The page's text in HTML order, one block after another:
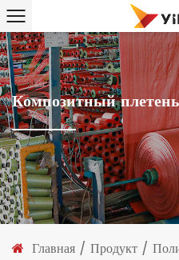
Композитный
Главная / Продукт /